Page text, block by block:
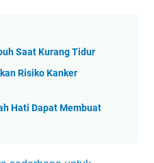
Saat Kurang Tidur
Risiko Kanker
Hati Dapat Membuat